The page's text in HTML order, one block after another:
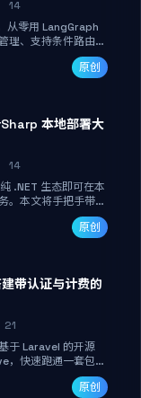
14
从零用 LangGraph
理、支持条件路由的
独立编写包含自动
化状态的复杂工作
原创
本地部署大
14
.NET 生态即可在本
。本文将手把手带你
加速、启动 OpenAI
务代码中无缝调用。
原创
带认证与计费的
21
于 Laravel 的开源
快速跑通一套包含
角色权限和后台管理
带 Stripe 测试支付
原创